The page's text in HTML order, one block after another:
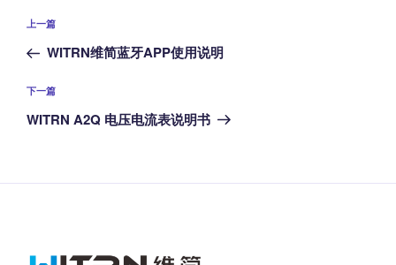
文
导
航
上
一
文
章
上一篇
WITRN维简蓝牙APP使用说明
下
一
下一篇
WITRN A2Q 电压电流表说明书